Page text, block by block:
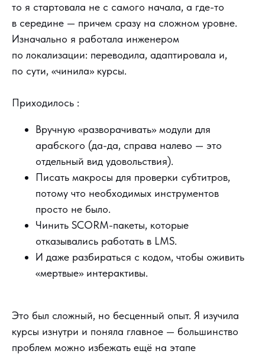
то я стартовала не с самого начала, а где-то
в середине — причем сразу на сложном уровне.
Изначально я работала инженером
по локализации: переводила, адаптировала и,
по сути, «чинила» курсы.
Приходилось :
Вручную «разворачивать» модули для
арабского (да-да, справа налево — это
отдельный вид удовольствия).
Писать макросы для проверки субтитров,
потому что необходимых инструментов
просто не было.
Чинить SCORM-пакеты, которые
отказывались работать в LMS.
И даже разбираться с кодом, чтобы оживить
«мертвые» интерактивы.
Это был сложный, но бесценный опыт. Я изучила
курсы изнутри и поняла главное — большинство
проблем можно избежать ещё на этапе